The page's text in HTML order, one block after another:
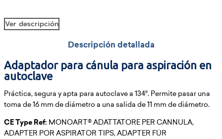
Ver descripción
Descripción detallada
Adaptador para cánula para aspiración en
autoclave
Práctica, segura y apta para autoclave a 134°. Permite pasar una
toma de 16 mm de diámetro a una salida de 11 mm de diámetro.
CE Type Ref: MONOART® ADATTATORE PER CANNULA,
ADAPTER POR ASPIRATOR TIPS, ADAPTER FÜR